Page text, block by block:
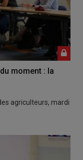
moment : la
agriculteurs, mardi